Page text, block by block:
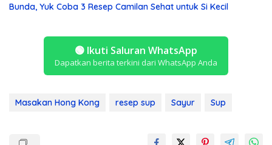
Bunda, Yuk Coba 3 Resep Camilan Sehat untuk Si Kecil
🟢 Ikuti Saluran WhatsApp
Dapatkan berita terkini dari WhatsApp Anda
Masakan Hong Kong resep sup Sayur Sup